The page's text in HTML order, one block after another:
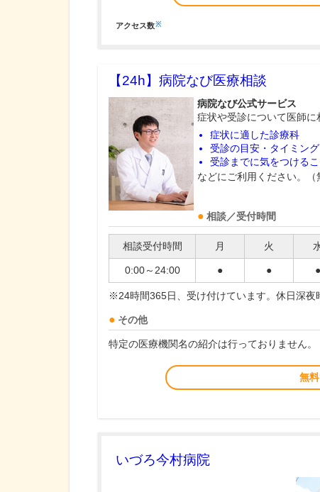
アクセス数※
【24h】 病院なび医療相談
病院なび公式サービス
症状や受診について医師に
症状に適した診療科
受診の目安・タイミング
受診までに気をつけるこ
などにご利用ください。（
相談／受付時間
相談受付時間 月 火
0:00～24:00 ● ● ●
※24時間365日、受け付けています。休日深夜
その他
特定の医療機関名の紹介は行っておりません。
無
いづろ今村病院